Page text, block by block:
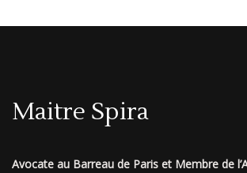
Maitre Spira
Avocate au Barreau de Paris et Membre de